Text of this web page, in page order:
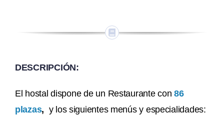
DESCRIPCIÓN:
El hostal dispone de un Restaurante con86
plazas, y los siguientes menús y especialidades: